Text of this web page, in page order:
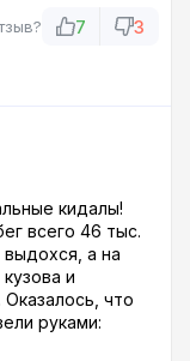
– это конченые
7 3
кидалы!
всего 46 тыс.
а на
и
что
руками:
принимаем.